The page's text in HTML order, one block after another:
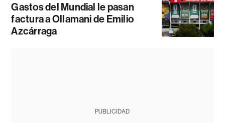
Gastos del Mundial le pasan
factura a Ollamani de Emilio
Azcárraga
PUBLICIDAD